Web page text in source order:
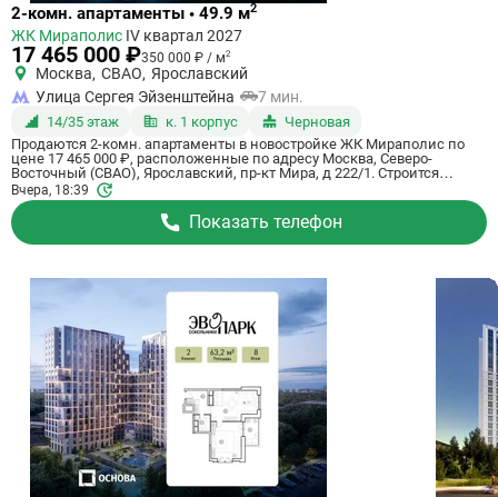
Ссылка
квартиру
2-комн. апартаменты • 49.9 м2
ЖК Мираполис IV квартал 2027
17 465 000 ₽350 000 ₽ / м2
Москва, СВАО, Ярославский
Улица Сергея Эйзенштейна
7 мин.
14/35 этаж к. 1 корпус
Черновая
Продаются 2-комн. апартаменты в новостройке ЖК Мираполис по
цене 17 465 000 ₽, расположенные по адресу Москва, Северо-
Восточный (СВАО), Ярославский, пр-кт Мира, д 222/1. Строится
компанией Основа, ГК. Апартаменты сдаются в 4 квартале 2027 года
с черновой отделкой, в 11 минутах на машине от метро
Ботанический сад. Общая площадь апартаментов - 49.9 кв. м. Этаж
14 из 33. ID апартаментов на СтройкиРУ 765688, сообщите его когда
будете звонить.
Вчера, 18:39
Показать телефон